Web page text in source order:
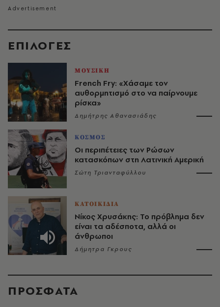
EΠΙΛΟΓΈΣ
ΜΟΥΣΙΚΗ
French Fry: «Χάσαμε τον
αυθορμητισμό στο να παίρνουμε
ρίσκα»
Δημήτρης Αθανασιάδης
ΚΟΣΜΟΣ
Οι περιπέτειες των Ρώσων
κατασκόπων στη Λατινική Αμερική
Σώτη Τριανταφύλλου
ΚΑΤΟΙΚΙΔΙΑ
Νίκος Χρυσάκης: Το πρόβλημα δεν
είναι τα αδέσποτα, αλλά οι
άνθρωποι
Δήμητρα Γκρους
ΠΡΟΣΦΑΤΑ